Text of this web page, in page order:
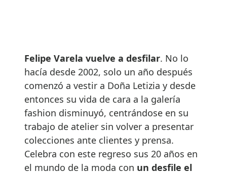
Felipe Varela vuelve a desfilar. No lo
hacía desde 2002, solo un año después
comenzó a vestir a Doña Letizia y desde
entonces su vida de cara a la galería
fashion disminuyó, centrándose en su
trabajo de atelier sin volver a presentar
colecciones ante clientes y prensa.
Celebra con este regreso sus 20 años en
el mundo de la moda con un desfile el